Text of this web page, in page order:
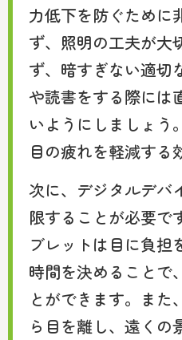
力低下を防ぐために
ず、照明の工夫が大
ず、暗すぎない適切
や読書をする際には
いようにしましょう
目の疲れを軽減する
次に、デジタルデバ
限することが必要で
ブレットは目に負担
時間を決めることで
とができます。また
ら目を離し、遠くの